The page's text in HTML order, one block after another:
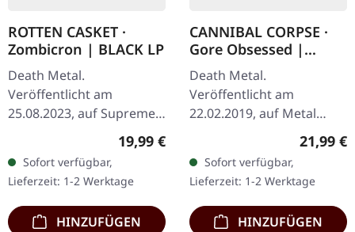
ROTTEN CASKET ·
Zombicron | BLACK LP
Death Metal.
Veröffentlicht am
25.08.2023, auf Supreme
Schwarzes Vinyl mit
Insert, Erstauflage, nur
500 Exemplare. · 180g
schweres…
Regulärer Preis:
19,99 €
Sofort verfügbar,
Lieferzeit: 1-2 Werktage
HINZUFÜGEN
CANNIBAL CORPSE ·
Gore Obsessed |
BLACK LP
Death Metal.
Veröffentlicht am
22.02.2019, auf Metal
Blade Records. Schwarzes
Vinyl mit Insert und
Poster. "Gore Obsessed"
von Cannibal Corpse ist…
21,99 €
Sofort verfügbar,
Lieferzeit: 1-2 Werktage
HINZUFÜGEN